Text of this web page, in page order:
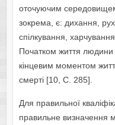
оточуючим
зокрема, є: дихання,
спілкування,
Початком життя людини
кінцевим моментом
смерті [10, С. 285].
Для правильної
правильне визначення